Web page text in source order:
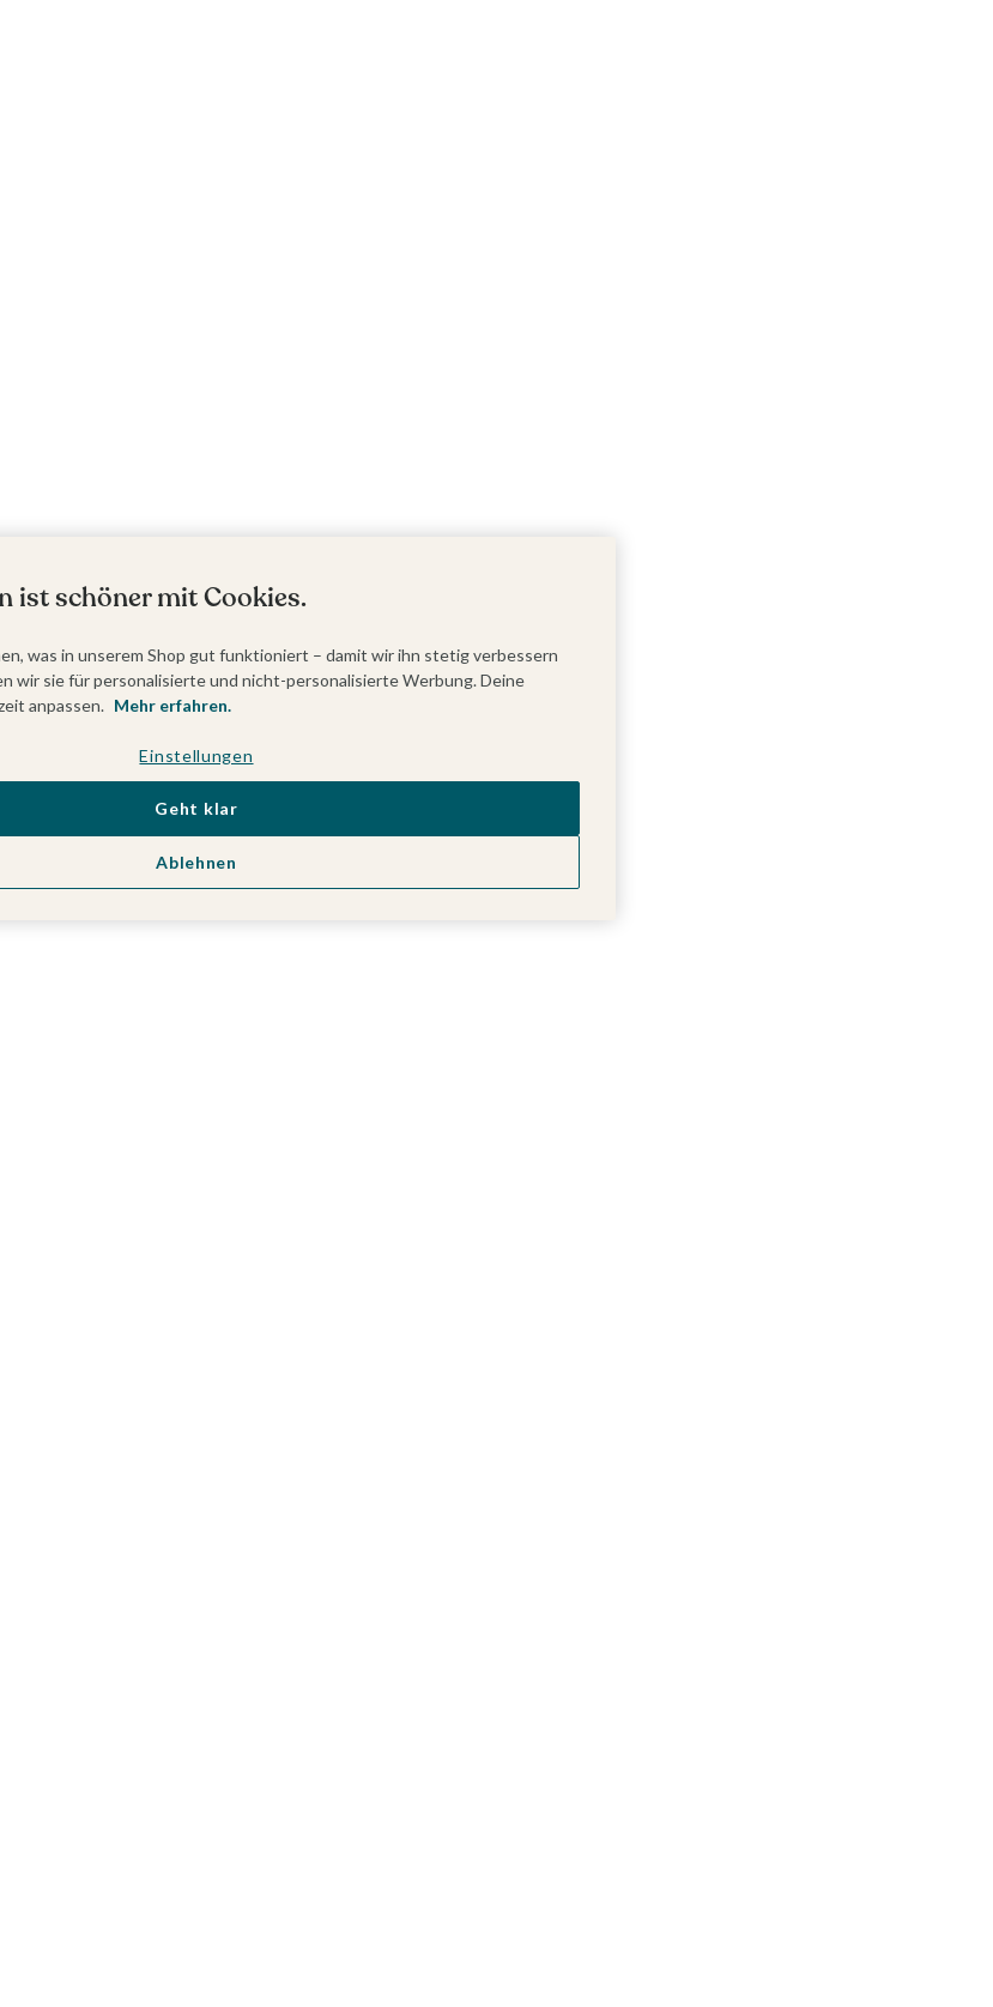
ist schöner mit Cookies.
was in unserem Shop gut funktioniert – damit wir ihn stetig verbessern
wir sie für personalisierte und nicht-personalisierte Werbung. Deine
anpassen. Mehr erfahren.
Einstellungen
Ablehnen
Geht klar